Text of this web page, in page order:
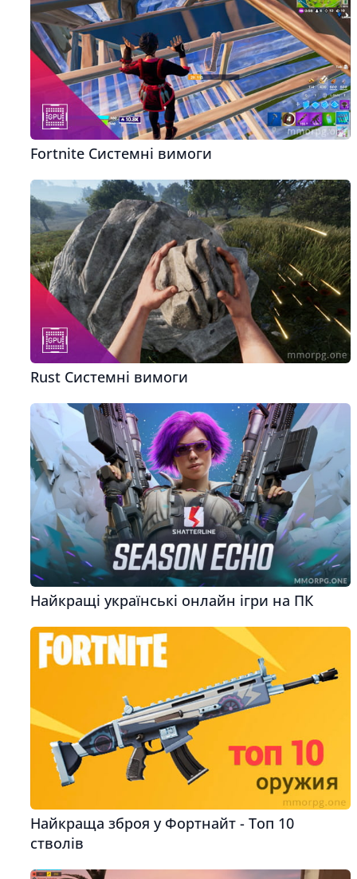
Fortnite Системні вимоги
Rust Системні вимоги
Найкращі українські онлайн ігри на ПК
Найкраща зброя у Фортнайт - Топ 10
стволів